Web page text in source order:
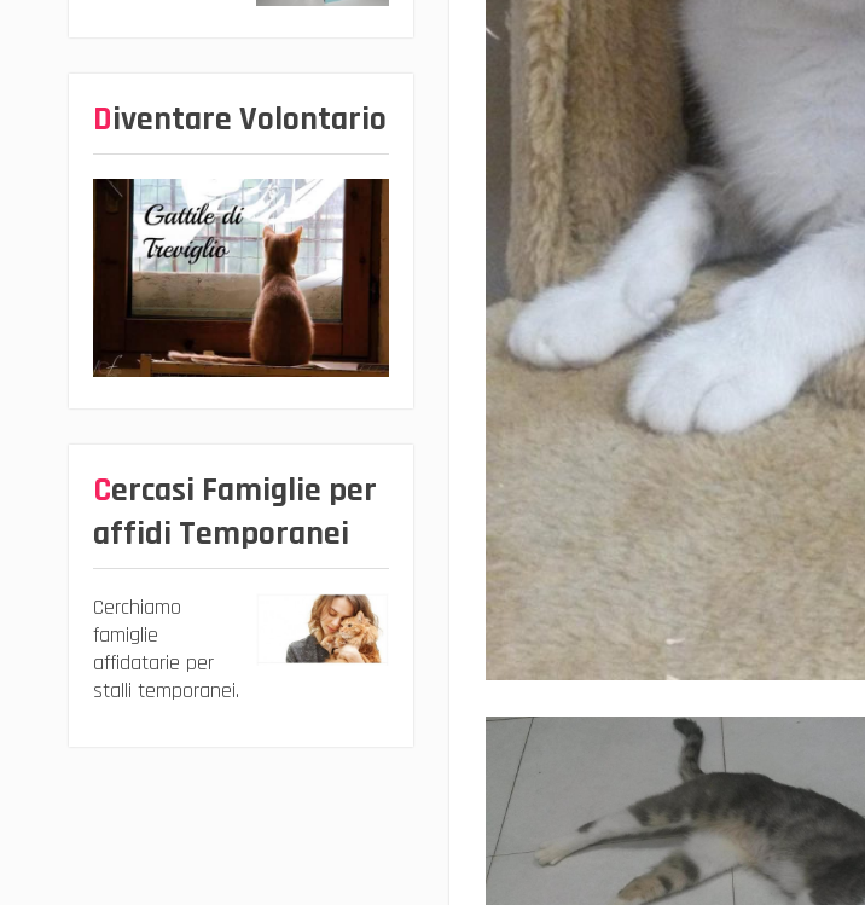
Diventare Volontario
Cercasi Famiglie per
affidi Temporanei
Cerchiamo
famiglie
affidatarie per
stalli temporanei.